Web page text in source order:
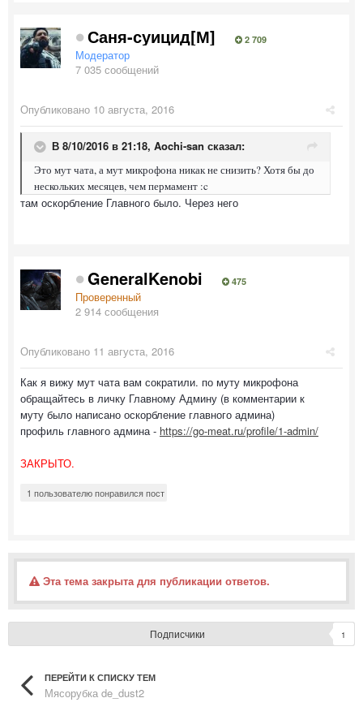
Саня-суицид[М] 2 709
Модератор
7 035 сообщений
Опубликовано 10 августа, 2016
В 8/10/2016 в 21:18, Aochi-san сказал:
Это мут чата, а мут микрофона никак не снизить? Хотя бы до
нескольких месяцев, чем пермамент :c
там оскорбление Главного было. Через него
GeneralKenobi 475
Проверенный
2 914 сообщения
Опубликовано 11 августа, 2016
Как я вижу мут чата вам сократили. по муту микрофона
обращайтесь в личку Главному Админу (в комментарии к
муту было написано оскорбление главного админа)
профиль главного админа - https://go-meat.ru/profile/1-admin/
ЗАКРЫТО.
1 пользователю понравился пост
Эта тема закрыта для публикации ответов.
Подписчики 1
ПЕРЕЙТИ К СПИСКУ ТЕМ
Мясорубка de_dust2